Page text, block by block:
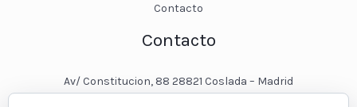
Contacto
Contacto
Av/ Constitucion, 88 28821 Coslada – Madrid